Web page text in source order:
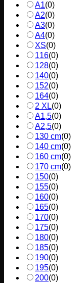
A1(0)
A2(0)
A3(0)
A4(0)
XS(0)
116(0)
128(0)
140(0)
152(0)
164(0)
2 XL(0)
A1,5(0)
A2,5(0)
130 cm(0)
140 cm(0)
160 cm(0)
170 cm(0)
150(0)
155(0)
160(0)
165(0)
170(0)
175(0)
180(0)
185(0)
190(0)
195(0)
200(0)